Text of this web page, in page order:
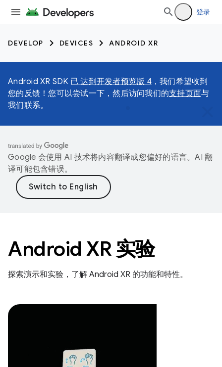
登录
DEVELOP DEVICES ANDROID XR
Android XR SDK 已 达到开发者预览版 4，我们希望收到
您的反馈！您可以尝试一下，然后访问我们的支持页面与
我们联系。
Google 会使用 AI 技术将内容翻译成您偏好的语言。AI 翻
译可能包含错误。
Android XR 实验
探索演示和实验，了解 Android XR 的功能和特性。